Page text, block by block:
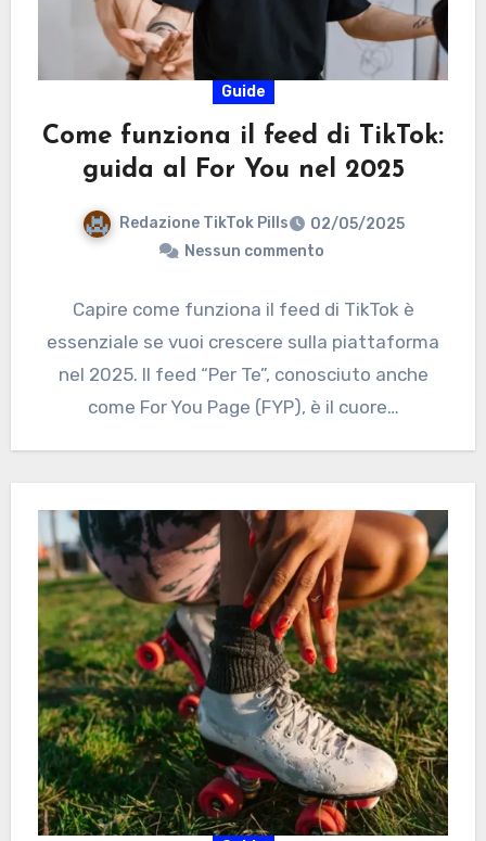
Guide
Come funziona il feed di TikTok:
guida al For You nel 2025
Redazione TikTok Pills
02/05/2025
Nessun commento
Capire come funziona il feed di TikTok è
essenziale se vuoi crescere sulla piattaforma
nel 2025. Il feed “Per Te”, conosciuto anche
come For You Page (FYP), è il cuore…